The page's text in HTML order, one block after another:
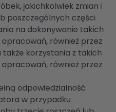
jakichkolwiek zmian i
poszczególnych części
na dokonywanie takich
również przez
korzystania z takich
również przez
odpowiedzialność
w przypadku